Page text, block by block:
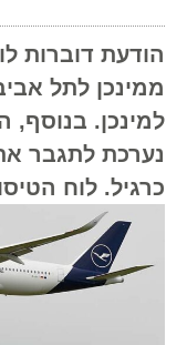
הודעת דוברות
למינכן.
נערכת לתגבר
כרגיל. לוח